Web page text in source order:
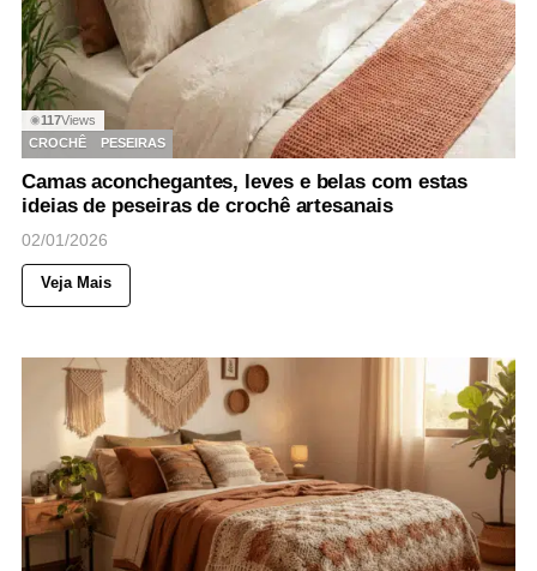
◉117Views
CROCHÊ
PESEIRAS
Camas aconchegantes, leves e belas com estas
ideias de peseiras de crochê artesanais
02/01/2026
Veja Mais